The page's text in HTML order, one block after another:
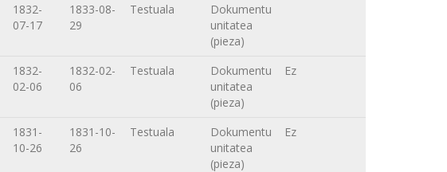
1832-
07-17
1833-08-
29
Testuala
Dokumentu
unitatea
(pieza)
1832-
02-06
1832-02-
06
Testuala
Dokumentu
unitatea
(pieza)
Ez
1831-
10-26
1831-10-
26
Testuala
Dokumentu
unitatea
(pieza)
Ez